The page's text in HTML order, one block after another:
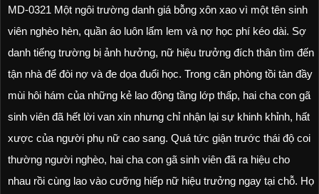
MD-0321 Một ngôi trường danh giá bỗng xôn xao vì một tên sinh
viên nghèo hèn, quần áo luôn lấm lem và nợ học phí kéo dài. Sợ
danh tiếng trường bị ảnh hưởng, nữ hiệu trưởng đích thân tìm đến
tận nhà để đòi nợ và đe dọa đuổi học. Trong căn phòng tồi tàn đầy
mùi hôi hám của những kẻ lao động tầng lớp thấp, hai cha con gã
sinh viên đã hết lời van xin nhưng chỉ nhận lại sự khinh khỉnh, hất
xược của người phụ nữ cao sang. Quá tức giận trước thái độ coi
thường người nghèo, hai cha con gã sinh viên đã ra hiệu cho
nhau rồi cùng lao vào cưỡng hiếp nữ hiệu trưởng ngay tại chỗ. Họ